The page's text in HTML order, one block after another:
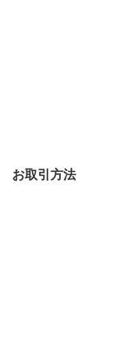
お取引方法